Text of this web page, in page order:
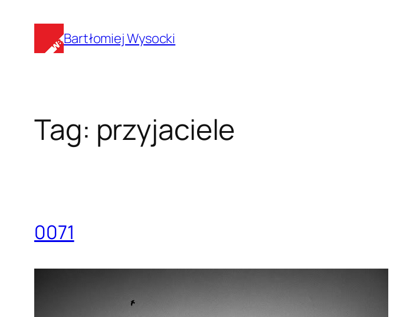
treści
Bartłomiej Wysocki
Tag: przyjaciele
0071